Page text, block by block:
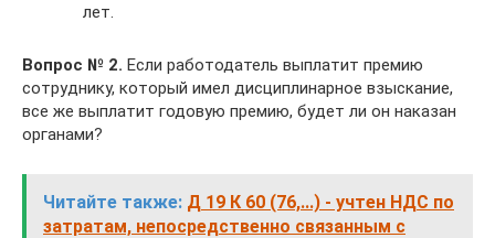
лет.
Вопрос № 2. Если работодатель выплатит премию
сотруднику, который имел дисциплинарное взыскание,
все же выплатит годовую премию, будет ли он наказан
органами?
Читайте также: Д 19 К 60 (76,...) - учтен НДС по
затратам, непосредственно связанным с